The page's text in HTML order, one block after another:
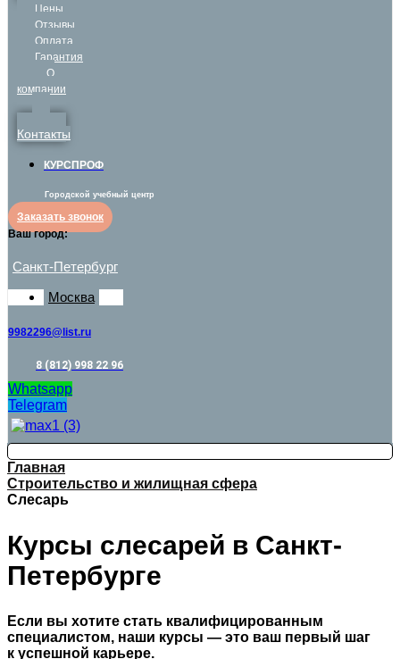
Цены
Отзывы
Оплата
Гарантия
О
компании
Контакты
КУРСПРОФ
Городской учебный центр
Заказать звонок
Ваш город:
Санкт-Петербург
Москва
9982296@list.ru
8 (812) 998 22 96
Whatsapp
Telegram
Главная
Строительство и жилищная сфера
Слесарь
Курсы слесарей в Санкт-
Петербурге
Если вы хотите стать квалифицированным
специалистом, наши курсы — это ваш первый шаг
к успешной карьере.